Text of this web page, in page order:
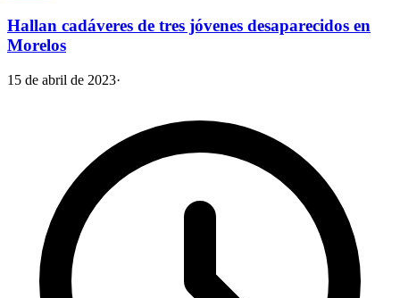
Hallan cadáveres de tres jóvenes desaparecidos en
Morelos
15 de abril de 2023·